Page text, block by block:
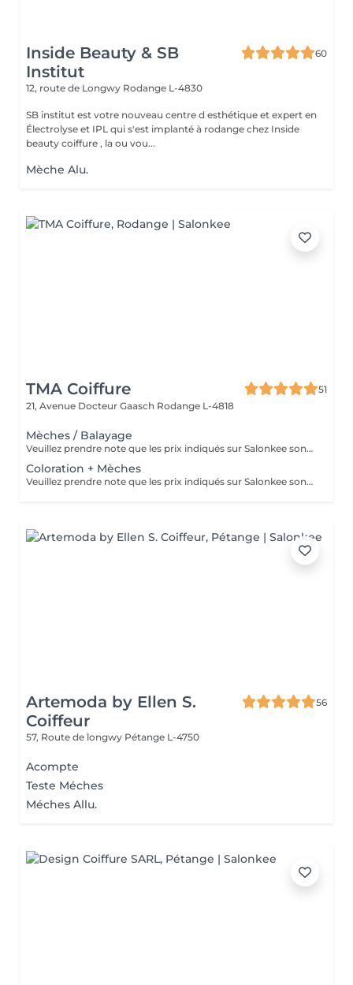
Inside Beauty & SB
Institut
60
12, route de Longwy Rodange L-4830
SB institut est votre nouveau centre d esthétique et expert en
Électrolyse et IPL qui s'est implanté à rodange chez Inside
beauty coiffure , la ou vou...
Mèche Alu.
TMA Coiffure
51
21, Avenue Docteur Gaasch Rodange L-4818
Mèches / Balayage
Veuillez prendre note que les prix indiqués sur Salonkee sont communiqués à titre informatif et s'entendent de base. Ces derniers sont susceptibles de varier selon le diagnostic réalisé à votre arrivée au salon et l'expertise du professionnel à qui vous confiez votre beauté. Dans tous les cas, un devis précis vous sera proposé et toutes réalisations de prestations seront effectuées avec votre accord. Un grand merci d'avance pour votre compréhension. Au plaisir de vous revoir très vite.
Coloration + Mèches
Veuillez prendre note que les prix indiqués sur Salonkee sont communiqués à titre informatif et s'entendent de base. Ces derniers sont susceptibles de varier selon le diagnostic réalisé à votre arrivée au salon et l'expertise du professionnel à qui vous confiez votre beauté. Dans tous les cas, un devis précis vous sera proposé et toutes réalisations de prestations seront effectuées avec votre accord. Un grand merci d'avance pour votre compréhension. Au plaisir de vous revoir très vite.
Artemoda by Ellen S.
Coiffeur
56
57, Route de longwy Pétange L-4750
Acompte
Teste Méches
Méches Allu.